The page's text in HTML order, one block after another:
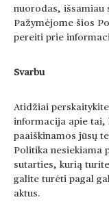
nuorodas, išsamiau
Pažymėjome šios
pereiti prie
Svarbu
Atidžiai
informacija apie tai,
paaiškinamos jūsų
Politika nesiekiama
sutarties, kurią
galite turėti pagal
aktus.